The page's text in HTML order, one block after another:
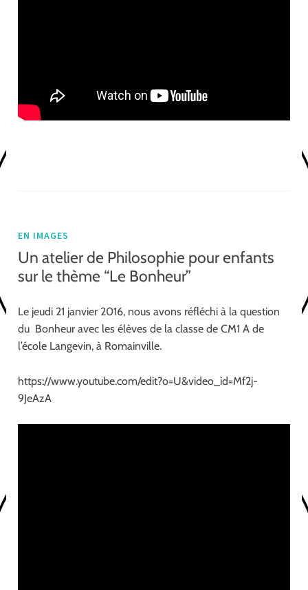
EN IMAGES
Un atelier de Philosophie pour enfants
sur le thème “Le Bonheur”
Le jeudi 21 janvier 2016, nous avons réfléchi à la question
du Bonheur avec les élèves de la classe de CM1 A de
l’école Langevin, à Romainville.
https://www.youtube.com/edit?o=U&video_id=Mf2j-
9JeAzA